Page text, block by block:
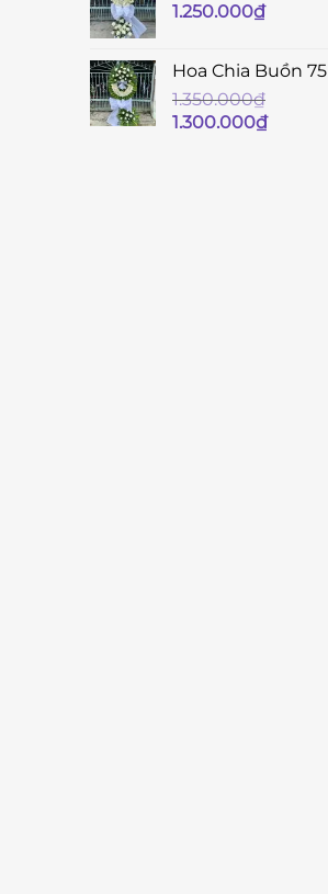
1.250.000₫
Hoa Chia Buồn 75
1.350.000₫
Giá
1.300.000₫Giá